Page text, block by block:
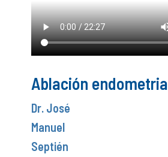
Ablación
Dr. José
Manuel
Septién